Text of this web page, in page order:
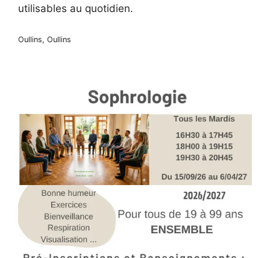
utilisables au quotidien.
Oullins, Oullins